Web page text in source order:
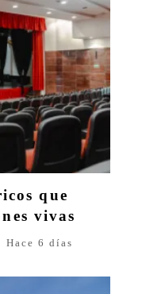
que
vivas
Hace 6 días